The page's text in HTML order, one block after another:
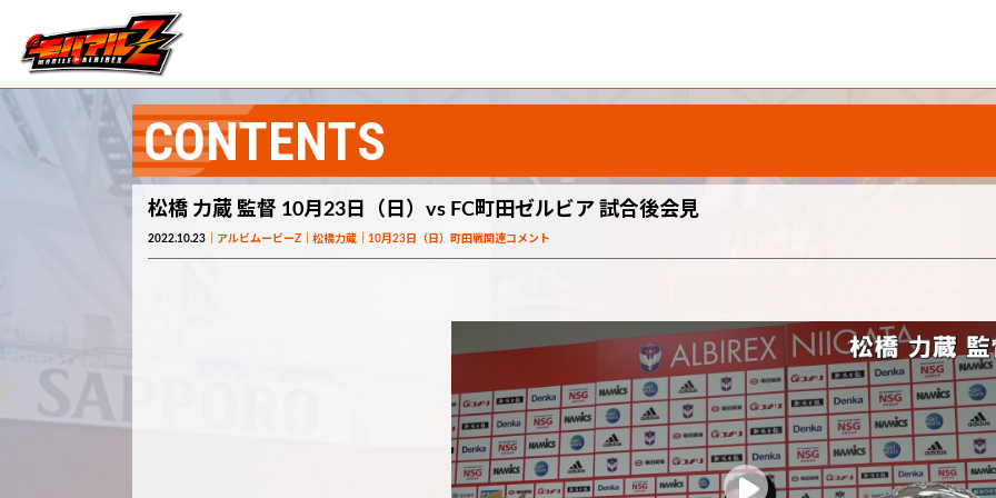
CONTENTS
松橋 力蔵 監督 10月23日（日）vs FC町田ゼルビア 試合後会見
2022.10.23 アルビムービーZ 松橋力蔵 10月23日（日）町田戦関連コメント